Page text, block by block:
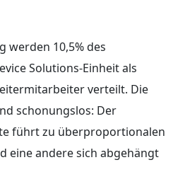
werden 10,5% des
Solutions-Einheit als
verteilt. Die
schonungslos: Der
führt zu überproportionalen
eine andere sich abgehängt